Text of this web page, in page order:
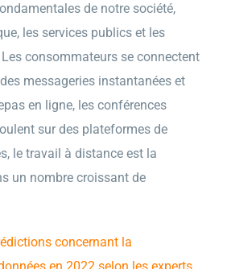
de notre société,
les services publics et les
consommateurs se connectent
messageries instantanées et
en ligne, les conférences
sur des plateformes de
le travail à distance est la
un nombre croissant de
concernant la